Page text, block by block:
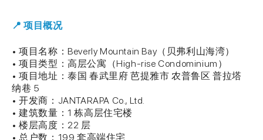
📍 项目概况
• 项目名称：Beverly Mountain Bay（贝弗利山海湾）
• 项目类型：高层公寓（High-rise Condominium）
• 项目地址：泰国 春武里府 芭提雅市 农普鲁区 普拉塔
纳巷 5
• 开发商：JANTARAPA Co., Ltd.
• 建筑数量：1 栋高层住宅楼
• 楼层高度：22 层
• 总户数：199 套高端住宅